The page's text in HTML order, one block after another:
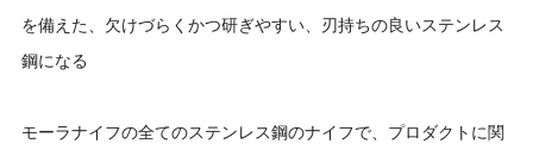
を備えた、欠けづらくかつ研ぎやすい、刃持ちの良いステンレス
鋼になる
モーラナイフの全てのステンレス鋼のナイフで、プロダクトに関